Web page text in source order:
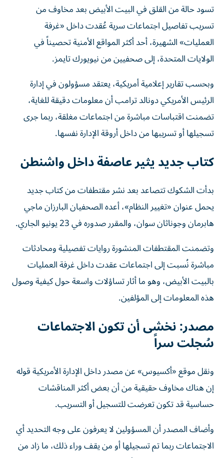
تسود حالة من القلق في البيت الأبيض بعد مخاوف من
تسريب تفاصيل اجتماعات سرية عُقدت داخل «غرفة
العمليات» الشهيرة، أحد أكثر المواقع الأمنية تحصيناً في
الولايات المتحدة، إلى صحفيين من نيويورك تايمز.
وبحسب تقارير إعلامية أمريكية، يعتقد مسؤولون في إدارة
الرئيس الأمريكي دونالد ترامب أن معلومات دقيقة للغاية،
تضمنت اقتباسات مباشرة من اجتماعات مغلقة، ربما جرى
تسجيلها أو تسريبها من داخل أروقة الإدارة نفسها.
كتاب جديد يثير عاصفة داخل واشنطن
بدأت الشكوك تتصاعد بعد نشر مقتطفات من كتاب جديد
يحمل عنوان «تغيير النظام»، أعده الصحفيان البارزان ماجي
هابرمان وجوناثان سوان، والمقرر صدوره في 23 يونيو الجاري.
وتضمنت المقتطفات المنشورة روايات تفصيلية ومحادثات
مباشرة نُسبت إلى اجتماعات عقدت داخل غرفة العمليات
بالبيت الأبيض، وهو ما أثار تساؤلات واسعة حول كيفية وصول
هذه المعلومات إلى المؤلفين.
مصدر: نخشى أن تكون الاجتماعات
سُجلت سراً
ونقل موقع «أكسيوس» عن مصدر داخل الإدارة الأمريكية قوله
إن هناك مخاوف حقيقية من أن بعض أكثر المناقشات
حساسية قد تكون تعرضت للتسجيل أو التسريب.
وأضاف المصدر أن المسؤولين لا يعرفون على وجه التحديد أي
الاجتماعات ربما تم تسجيلها أو من يقف وراء ذلك، ما زاد من